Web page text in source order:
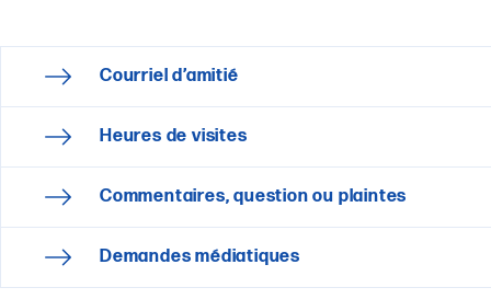
Courriel d’amitié
Heures de visites
Commentaires, question ou plaintes
Demandes médiatiques